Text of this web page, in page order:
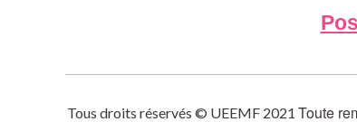
Tous droits réservés © UEEMF 2021 Toute